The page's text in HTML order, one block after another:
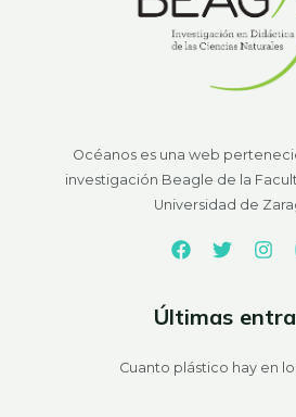
Océanos es una web
investigación Beagle de la
Universidad de
Últimas
Cuanto plástico hay en